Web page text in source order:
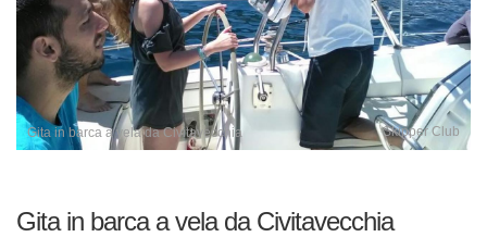
Gita in barca a vela da Civitavecchia Skipper Club
Gita in barca a vela da Civitavecchia